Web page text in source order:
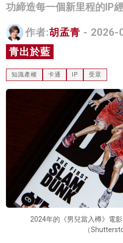
科技
影片
名家榜
灼見活動
關於我們
功締造每一個新里程的IP經
作者:胡孟青 - 2026-
青出於藍
知識產權 卡通 IP 受眾
2024年的《男兒當入樽》電
（